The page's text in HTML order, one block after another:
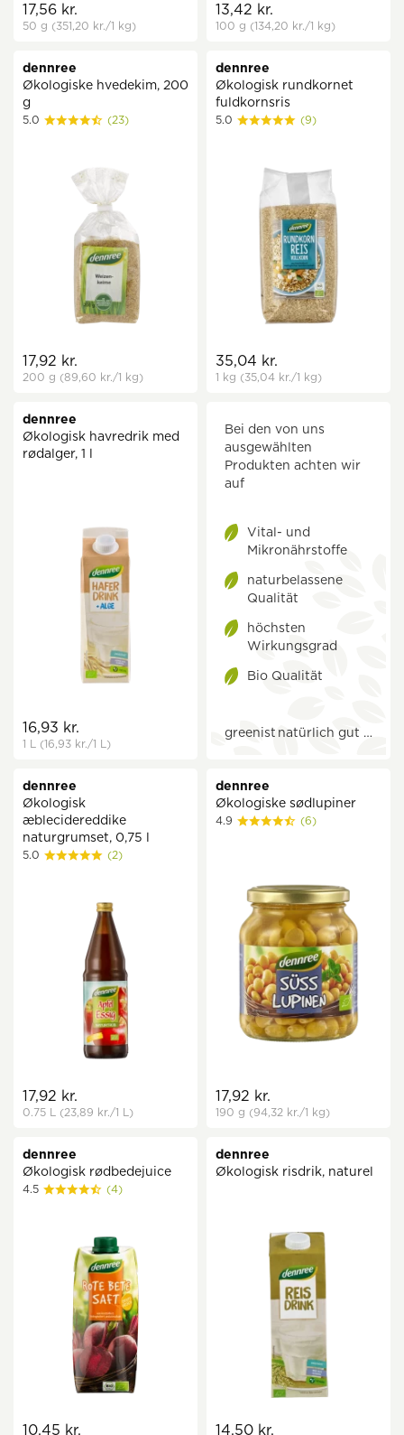
17,56 kr.
50 g (351,20 kr./1 kg)
13,42 kr.
100 g (134,20 kr./1 kg)
dennree
Økologiske hvedekim, 200
g
5.0 (23)
17,92 kr.
200 g (89,60 kr./1 kg)
dennree
Økologisk rundkornet
fuldkornsris
5.0 (9)
35,04 kr.
1 kg (35,04 kr./1 kg)
dennree
Økologisk havredrik med
rødalger, 1 l
16,93 kr.
1 L (16,93 kr./1 L)
Bei den von uns
ausgewählten
Produkten achten wir
auf
Vital- und
Mikronährstoffe
naturbelassene
Qualität
höchsten
Wirkungsgrad
Bio Qualität
greenist natürlich gut …
dennree
Økologisk
æblecidereddike
naturgrumset, 0,75 l
5.0 (2)
17,92 kr.
0.75 L (23,89 kr./1 L)
dennree
Økologiske sødlupiner
4.9 (6)
17,92 kr.
190 g (94,32 kr./1 kg)
dennree
Økologisk rødbedejuice
4.5 (4)
10,45 kr.
dennree
Økologisk risdrik, naturel
14,50 kr.